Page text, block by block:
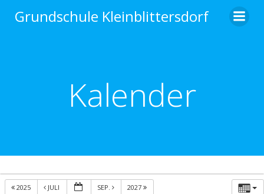
Inhalt
Grundschule Kleinblittersdorf
Kalender
2025 JULI SEP. 2027